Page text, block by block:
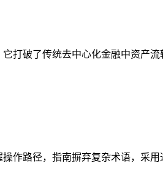
打破了传统去中心化金融中资产
作路径，指南摒弃复杂术语，采